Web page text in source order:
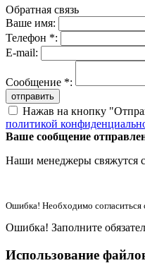
Обратная связь
Ваше имя:
Телефон *:
E-mail:
Сообщение *:
отправить
Нажав на кнопку
политикой
Ваше сообщение
Наши менеджеры свяжутся
Ошибка! Необходимо согласиться
Ошибка! Заполните
Использование